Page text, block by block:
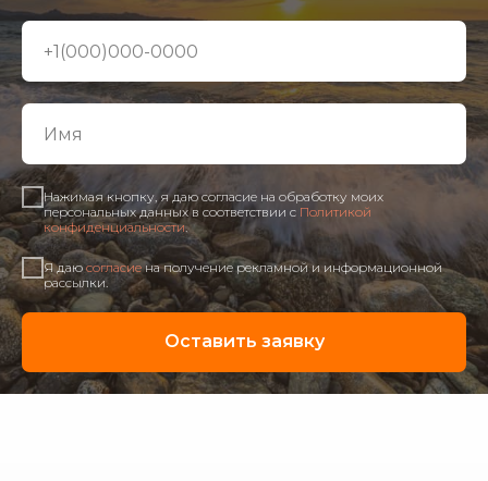
Нажимая кнопку, я даю согласие на обработку моих
персональных данных в соответствии с Политикой
конфиденциальности.
Я даюсогласиена получение рекламной и информационной
рассылки.
Оставить заявку